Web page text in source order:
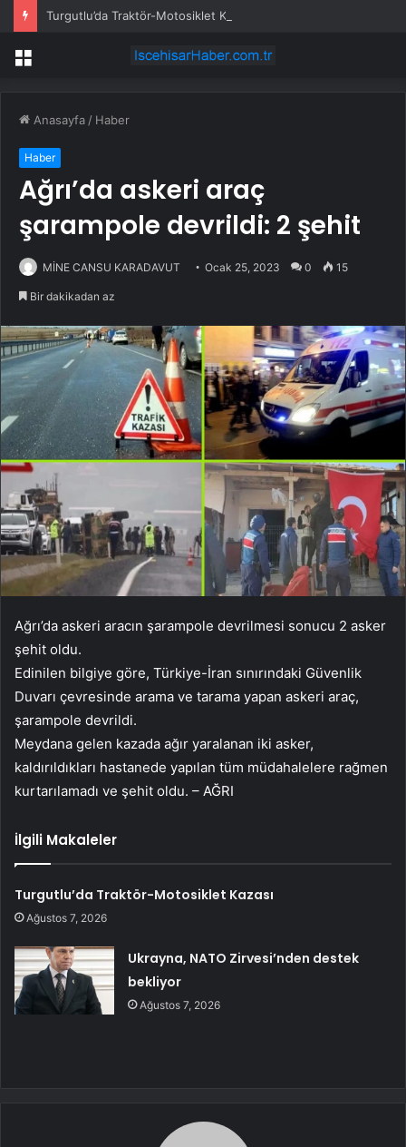
Turgutlu’da Traktör-Motosiklet Kazası
Menü
Anasayfa / Haber
Haber
Ağrı’da askeri araç
şarampole devrildi: 2 şehit
MİNE CANSU KARADAVUT Ocak 25, 2023 0 15
Bir dakikadan az
Ağrı’da askeri aracın şarampole devrilmesi sonucu 2 asker
şehit oldu.
Edinilen bilgiye göre, Türkiye-İran sınırındaki Güvenlik
Duvarı çevresinde arama ve tarama yapan askeri araç,
şarampole devrildi.
Meydana gelen kazada ağır yaralanan iki asker,
kaldırıldıkları hastanede yapılan tüm müdahalelere rağmen
kurtarılamadı ve şehit oldu. – AĞRI
İlgili Makaleler
Turgutlu’da Traktör-Motosiklet Kazası
Ağustos 7, 2026
Ukrayna, NATO Zirvesi’nden destek
bekliyor
Ağustos 7, 2026